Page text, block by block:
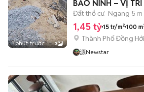
1 phút trước 3
Đất thổ cư Ngang 5 m
1,45 tỷ 15 tr/m² 100
Thành Phố Đồng Hới
源Newstar